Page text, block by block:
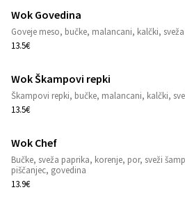
Wok Govedina
Goveje meso, bučke, malancani, kalčki,
13.5€
Wok Škampovi repki
Škampovi repki, bučke, malancani, kalčki,
13.5€
Wok Chef
Bučke, sveža paprika, korenje, por, sveži
piščanjec, govedina
13.9€